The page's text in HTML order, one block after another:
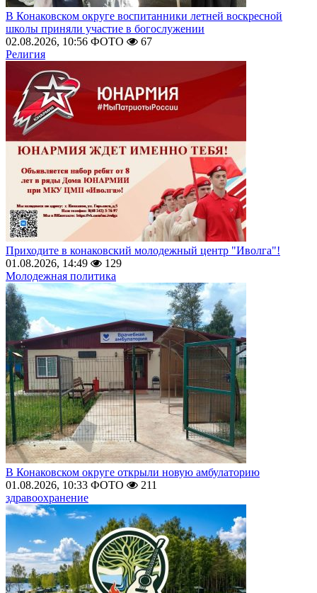
В Конаковском округе воспитанники летней воскресной
школы приняли участие в богослужении
02.08.2026, 10:56 ФОТО
67
Религия
Приходите в конаковский молодежный центр "Иволга"!
01.08.2026, 14:49
129
Молодежная политика
В Конаковском округе открыли новую амбулаторию
01.08.2026, 10:33 ФОТО
211
здравоохранение